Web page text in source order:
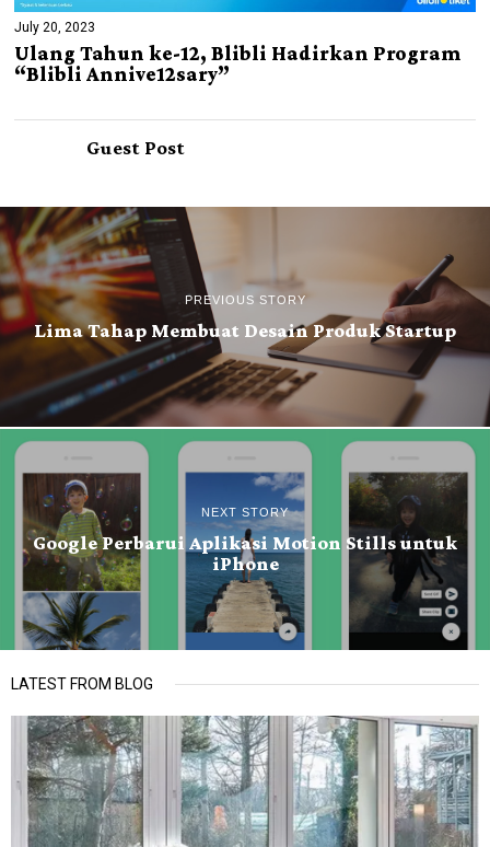
July 20, 2023
Ulang Tahun ke-12, Blibli Hadirkan Program
“Blibli Annive12sary”
Guest Post
PREVIOUS STORY
Lima Tahap Membuat Desain Produk Startup
NEXT STORY
Google Perbarui Aplikasi Motion Stills untuk
iPhone
LATEST FROM BLOG